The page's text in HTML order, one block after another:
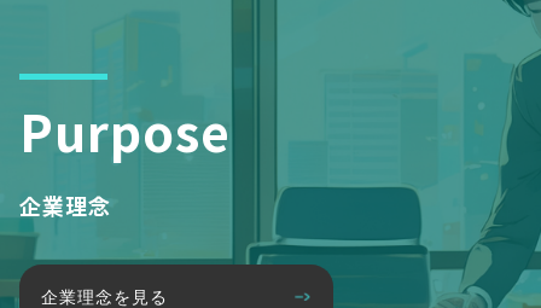
Purpose
企業理念
企業理念を見る